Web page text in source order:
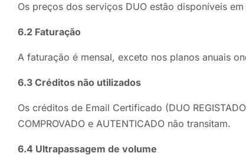
Os preços dos serviços DUO estão disponíveis em
6.2 Faturação
A faturação é mensal, exceto nos planos anuais
6.3 Créditos não utilizados
Os créditos de Email Certificado (DUO
COMPROVADO e AUTENTICADO não transitam.
6.4 Ultrapassagem de volume